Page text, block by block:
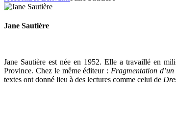
Jane Sautière
Jane Sautière est née en 1952. Elle a travaillé en
Province. Chez le même éditeur : Fragmentation
textes ont donné lieu à des lectures comme celui de